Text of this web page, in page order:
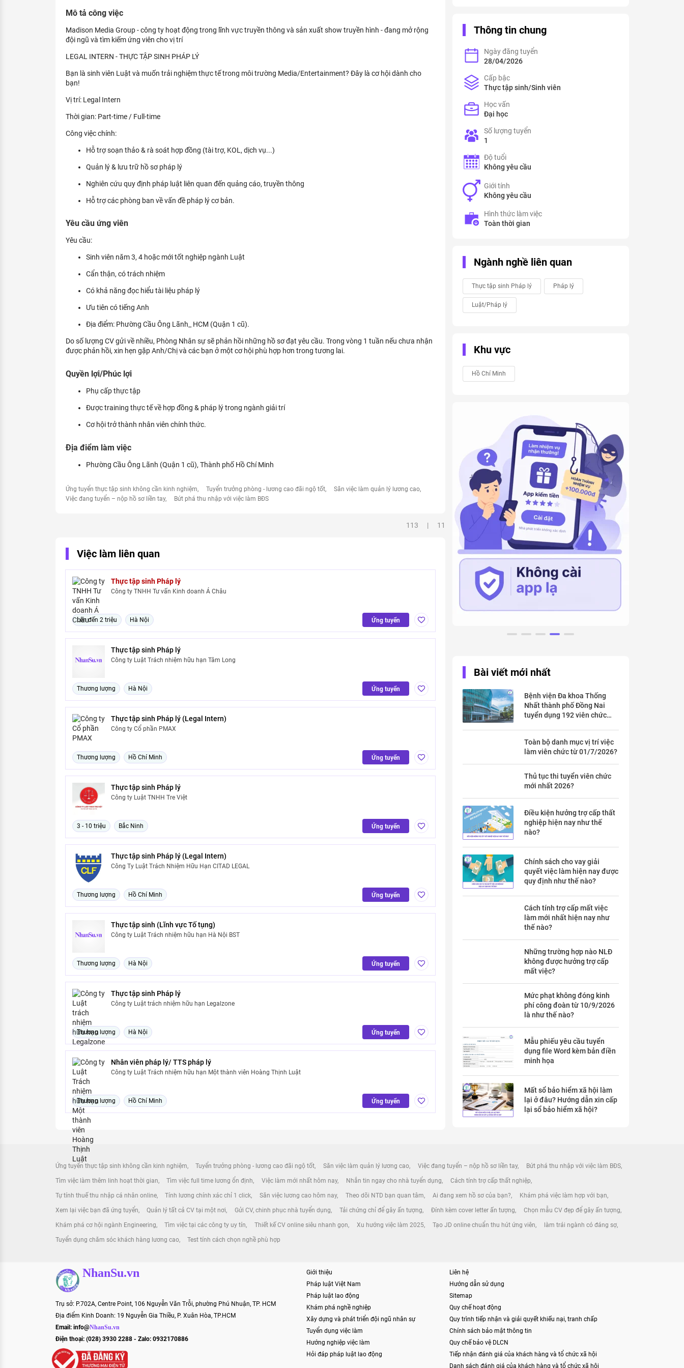
KHÁM PHÁ NGHỀ NGHIỆP
Đặc trưng từng nghề
Xu hướng việc làm
XÂY DỰNG VÀ PHÁT TRIỂN ĐỘI NGŨ
TUYỂN DỤNG VIỆC LÀM
Mô tả công việc
Madison Media Group - công ty hoạt động trong lĩnh vực truyền thông và sản xuất show truyền hình - đang mở rộng
đội ngũ và tìm kiếm ứng viên cho vị trí
LEGAL INTERN - THỰC TẬP SINH PHÁP LÝ
Bạn là sinh viên Luật và muốn trải nghiệm thực tế trong môi trường Media/Entertainment? Đây là cơ hội dành cho
bạn!
Vị trí: Legal Intern
Thời gian: Part-time / Full-time
Công việc chính:
Hỗ trợ soạn thảo & rà soát hợp đồng (tài trợ, KOL, dịch vụ...)
Quản lý & lưu trữ hồ sơ pháp lý
Nghiên cứu quy định pháp luật liên quan đến quảng cáo, truyền thông
Hỗ trợ các phòng ban về vấn đề pháp lý cơ bản.
Yêu cầu ứng viên
Yêu cầu:
Sinh viên năm 3, 4 hoặc mới tốt nghiệp ngành Luật
Cẩn thận, có trách nhiệm
Có khả năng đọc hiểu tài liệu pháp lý
Ưu tiên có tiếng Anh
Địa điểm: Phường Cầu Ông Lãnh_ HCM (Quận 1 cũ).
Do số lượng CV gửi về nhiều, Phòng Nhân sự sẽ phản hồi những hồ sơ đạt yêu cầu. Trong vòng 1 tuần nếu chưa nhận
được phản hồi, xin hẹn gặp Anh/Chị và các bạn ở một cơ hội phù hợp hơn trong tương lai.
Quyền lợi/Phúc lợi
Phụ cấp thực tập
Được training thực tế về hợp đồng & pháp lý trong ngành giải trí
Cơ hội trở thành nhân viên chính thức.
Địa điểm làm việc
Phường Cầu Ông Lãnh (Quận 1 cũ), Thành phố Hồ Chí Minh
Ứng tuyển thực tập sinh không cần kinh nghiệm Tuyển trưởng phòng - lương cao đãi ngộ tốt
Săn việc làm quản lý lương cao
Việc đang tuyển – nộp hồ sơ liền tay
Bứt phá thu nhập với việc làm BĐS
113 | 11
Việc làm liên quan
Thực tập sinh Pháp lý
Công ty TNHH Tư vấn Kinh doanh Á Châu
Lên đến 2 triệu Hà Nội Ứng tuyển
Thực tập sinh Pháp lý
Công ty Luật Trách nhiệm hữu hạn Tâm Long
Thương lượng Hà Nội Ứng tuyển
Thực tập sinh Pháp lý (Legal Intern)
Công ty Cổ phần PMAX
Thương lượng Hồ Chí Minh Ứng tuyển
Thực tập sinh Pháp lý
Công ty Luật TNHH Tre Việt
3 - 10 triệu Bắc Ninh Ứng tuyển
Thực tập sinh Pháp lý (Legal Intern)
Công Ty Luật Trách Nhiệm Hữu Hạn CITAD LEGAL
Thương lượng Hồ Chí Minh Ứng tuyển
Thực tập sinh (Lĩnh vực Tố tụng)
Công ty Luật Trách nhiệm hữu hạn Hà Nội BST
Thương lượng Hà Nội Ứng tuyển
Thực tập sinh Pháp lý
Công ty Luật trách nhiệm hữu hạn Legalzone
Thương lượng Hà Nội Ứng tuyển
Nhân viên pháp lý/ TTS pháp lý
Công ty Luật Trách nhiệm hữu hạn Một thành viên Hoàng Thịnh Luật
Thương lượng Hồ Chí Minh Ứng tuyển
Thông tin chung
Ngày đăng tuyển
28/04/2026
Cấp bậc
Thực tập sinh/Sinh viên
Học vấn
Đại học
Số lượng tuyển
1
Độ tuổi
Không yêu cầu
Giới tính
Không yêu cầu
Hình thức làm việc
Toàn thời gian
Ngành nghề liên quan
Thực tập sinh Pháp lý Pháp lý
Luật/Pháp lý
Khu vực
Hồ Chí Minh
Bài viết mới nhất
Bệnh viện Đa khoa Thống
Nhất thành phố Đồng Nai
tuyển dụng 192 viên chức
Toàn bộ danh mục vị trí việc
làm viên chức từ 01/7/2026?
Thủ tục thi tuyển viên chức
mới nhất 2026?
Điều kiện hưởng trợ cấp thất
nghiệp hiện nay như thế
nào?
Chính sách cho vay giải
quyết việc làm hiện nay được
quy định như thế nào?
Cách tính trợ cấp mất việc
làm mới nhất hiện nay như
thế nào?
Những trường hợp nào NLĐ
không được hưởng trợ cấp
mất việc?
Mức phạt không đóng kinh
phí công đoàn từ 10/9/2026
là như thế nào?
Mẫu phiếu yêu cầu tuyển
dụng file Word kèm bản điền
minh họa
Mất sổ bảo hiểm xã hội làm
lại ở đâu? Hướng dẫn xin cấp
lại sổ bảo hiểm xã hội?
Ứng tuyển thực tập sinh không cần kinh nghiệm Tuyển trưởng phòng - lương cao đãi ngộ tốt Săn việc làm quản lý lương cao Việc đang tuyển – nộp hồ sơ liền tay Bứt phá thu nhập với việc làm BĐS
Tìm việc làm thêm linh hoạt thời gian Tìm việc full time lương ổn định Việc làm mới nhất hôm nay Nhắn tin ngay cho nhà tuyển dụng Cách tính trợ cấp thất nghiệp
Tự tính thuế thu nhập cá nhân online Tính lương chính xác chỉ 1 click Săn việc lương cao hôm nay Theo dõi NTD bạn quan tâm Ai đang xem hồ sơ của bạn? Khám phá việc làm hợp với bạn
Xem lại việc bạn đã ứng tuyển Quản lý tất cả CV tại một nơi Gửi CV, chinh phục nhà tuyển dụng Tải chứng chỉ để gây ấn tượng Đính kèm cover letter ấn tượng Chọn mẫu CV đẹp để gây ấn tượng
Khám phá cơ hội ngành Engineering Tìm việc tại các công ty uy tín Thiết kế CV online siêu nhanh gọn Xu hướng việc làm 2025 Tạo JD online chuẩn thu hút ứng viên làm trái ngành có đáng sợ
Tuyển dụng chăm sóc khách hàng lương cao Test tính cách chọn nghề phù hợp
NhanSu.vn
Trụ sở: P.702A, Centre Point, 106 Nguyễn Văn Trỗi, phường Phú Nhuận, TP. HCM
Địa điểm Kinh Doanh: 19 Nguyễn Gia Thiều, P. Xuân Hòa, TP.HCM
Email: info@NhanSu.vn
Điện thoại: (028) 3930 2288 - Zalo: 0932170886
Giới thiệu
Pháp luật Việt Nam
Pháp luật lao động
Khám phá nghề nghiệp
Xây dựng và phát triển đội ngũ nhân sự
Tuyển dụng việc làm
Hướng nghiệp việc làm
Hỏi đáp pháp luật lao động
Liên hệ
Hướng dẫn sử dụng
Sitemap
Quy chế hoạt động
Quy trình tiếp nhận và giải quyết khiếu nại, tranh chấp
Chính sách bảo mật thông tin
Quy chế bảo vệ DLCN
Tiếp nhận đánh giá của khách hàng và tổ chức xã hội
Danh sách đánh giá của khách hàng và tổ chức xã hội